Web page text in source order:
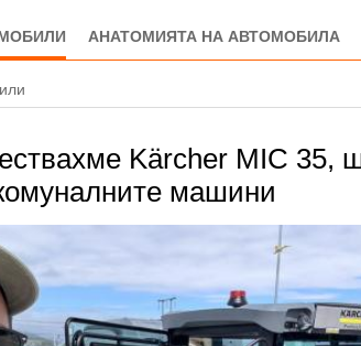
АНАТОМИЯТА НА АВТОМОБИЛА
Kärcher MIC 35,
машини